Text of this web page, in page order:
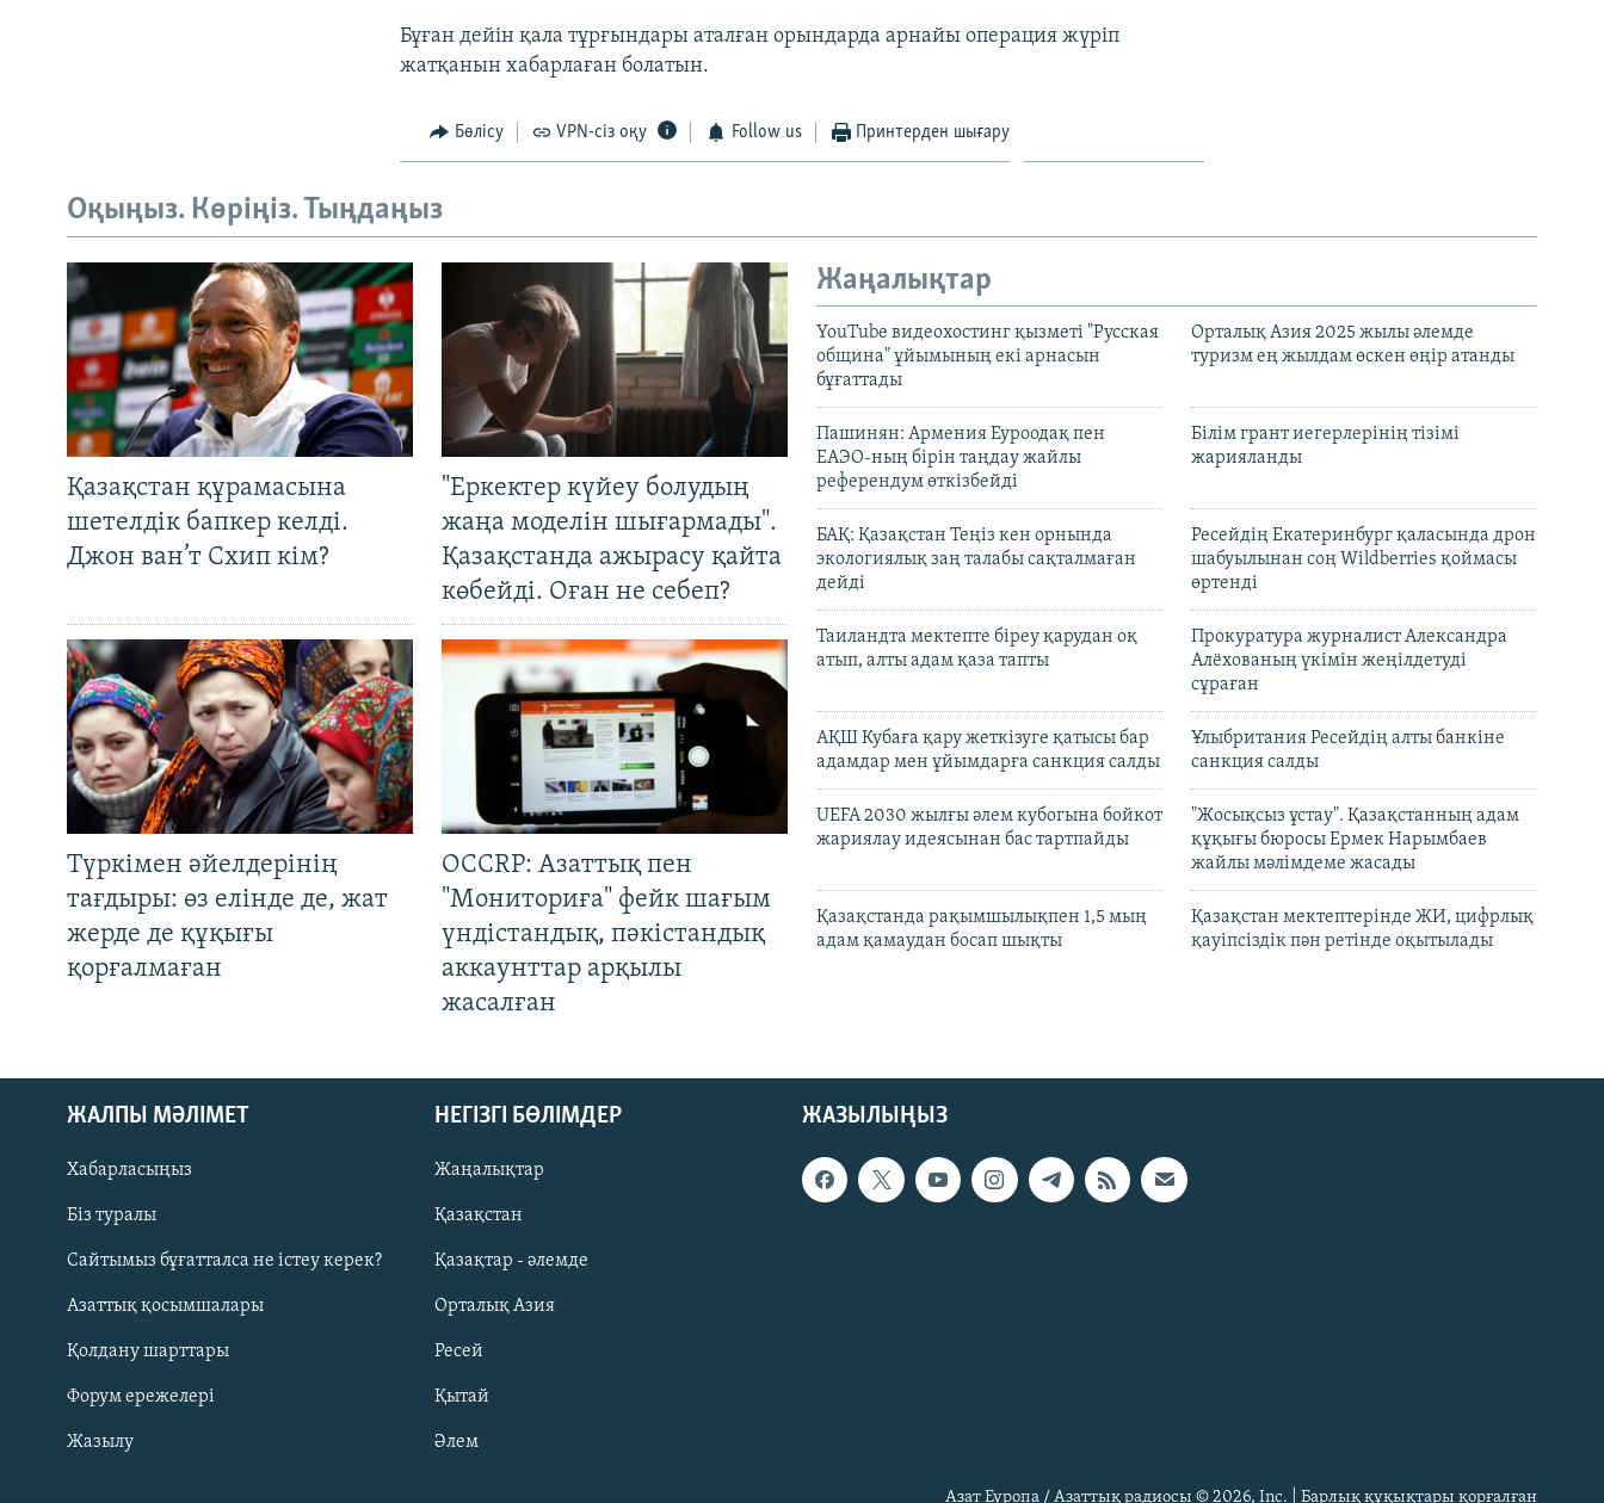
Русский
ЖАЗЫЛЫҢЫЗ
Бұған дейін қала тұрғындары аталған орындарда арнайы операция жүріп
жатқанын хабарлаған болатын.
Бөлісу VPN-сіз оқу Follow us Принтерден шығару
Оқыңыз. Көріңіз. Тыңдаңыз
Қазақстан құрамасына
шетелдік бапкер келді.
Джон ван’т Схип кім?
"Еркектер күйеу болудың
жаңа моделін шығармады".
Қазақстанда ажырасу қайта
көбейді. Оған не себеп?
Түркімен әйелдерінің
тағдыры: өз елінде де, жат
жерде де құқығы
қорғалмаған
OCCRP: Азаттық пен
"Мониториға" фейк шағым
үндістандық, пәкістандық
аккаунттар арқылы
жасалған
Жаңалықтар
YouTube видеохостинг қызметі "Русская
община" ұйымының екі арнасын
бұғаттады
Орталық Азия 2025 жылы әлемде
туризм ең жылдам өскен өңір атанды
Пашинян: Армения Еуроодақ пен
ЕАЭО-ның бірін таңдау жайлы
референдум өткізбейді
Білім грант иегерлерінің тізімі
жарияланды
БАҚ: Қазақстан Теңіз кен орнында
экологиялық заң талабы сақталмаған
дейді
Ресейдің Екатеринбург қаласында дрон
шабуылынан соң Wildberries қоймасы
өртенді
Таиландта мектепте біреу қарудан оқ
атып, алты адам қаза тапты
Прокуратура журналист Александра
Алёхованың үкімін жеңілдетуді
сұраған
АҚШ Кубаға қару жеткізуге қатысы бар
адамдар мен ұйымдарға санкция салды
Ұлыбритания Ресейдің алты банкіне
санкция салды
UEFA 2030 жылғы әлем кубогына бойкот
жариялау идеясынан бас тартпайды
"Жосықсыз ұстау". Қазақстанның адам
құқығы бюросы Ермек Нарымбаев
жайлы мәлімдеме жасады
Қазақстанда рақымшылықпен 1,5 мың
адам қамаудан босап шықты
Қазақстан мектептерінде ЖИ, цифрлық
қауіпсіздік пән ретінде оқытылады
ЖАЗЫЛЫҢЫЗ
ЖАЛПЫ МӘЛІМЕТ
Хабарласыңыз
Біз туралы
Сайтымыз бұғатталса не істеу керек?
Азаттық қосымшалары
Қолдану шарттары
Форум ережелері
Жазылу
НЕГІЗГІ БӨЛІМДЕР
Жаңалықтар
Қазақстан
Қазақтар - әлемде
Орталық Азия
Ресей
Қытай
Әлем
Азат Еуропа / Азаттық радиосы © 2026, Inc. | Барлық құқықтары қорғалған